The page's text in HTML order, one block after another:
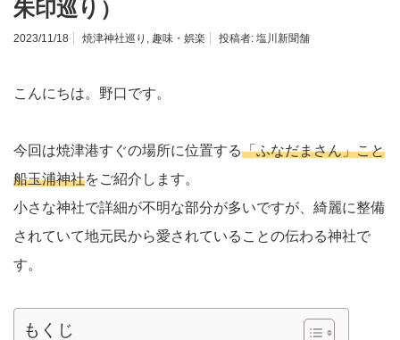
朱印巡り）
2023/11/18 焼津神社巡り , 趣味・娯楽 投稿者: 塩川新聞舗
こんにちは。野口です。
今回は焼津港すぐの場所に位置する「ふなだまさん」こと
船玉浦神社をご紹介します。
小さな神社で詳細が不明な部分が多いですが、綺麗に整備
されていて地元民から愛されていることの伝わる神社で
す。
もくじ